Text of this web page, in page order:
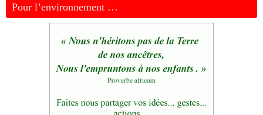
Pour l’environnement …